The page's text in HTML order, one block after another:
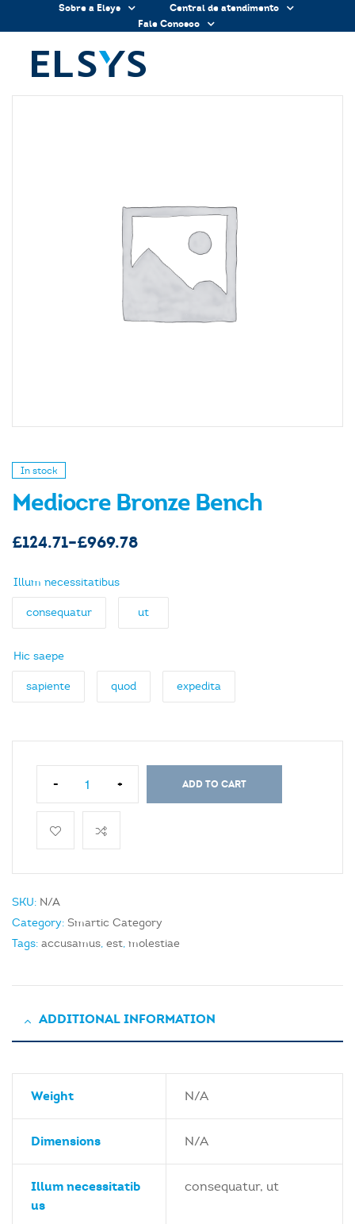
Sobre a Elsys
Central de atendimento
Fale Conosco
In stock
Mediocre Bronze Bench
£124.71–£969.78
Illum necessitatibus
consequatur ut
Hic saepe
sapiente quod expedita
- + ADD TO CART
SKU: N/A
Category: Smartic Category
Tags: accusamus, est, molestiae
ADDITIONAL INFORMATION
Weight N/A
Dimensions N/A
Illum necessitatib
us
consequatur, ut